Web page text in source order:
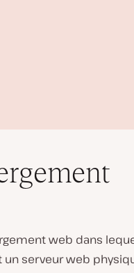
web dans
un serveur web